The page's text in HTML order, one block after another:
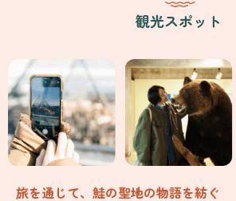
観光スポット
旅を通じて、鮭の聖地の物語を紡ぐ